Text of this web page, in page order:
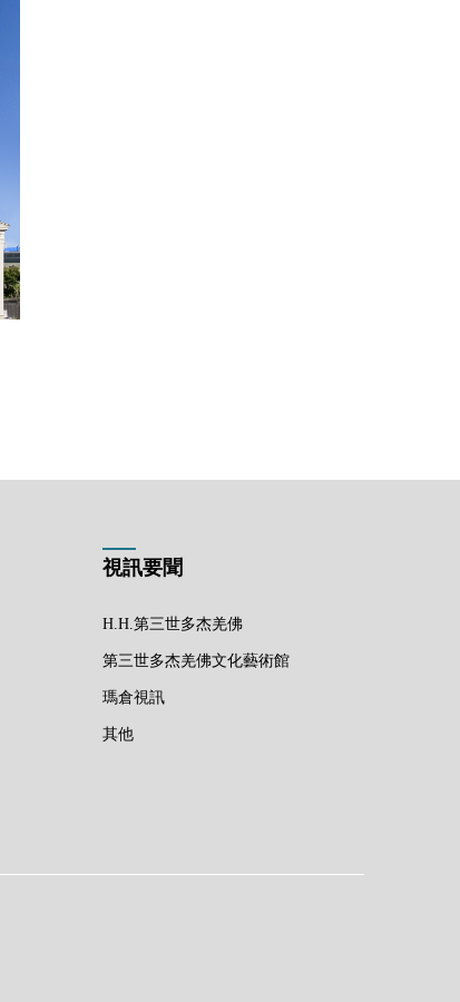
視訊要聞
H.H.第三世多杰羌佛
第三世多杰羌佛文化藝術館
瑪倉視訊
其他